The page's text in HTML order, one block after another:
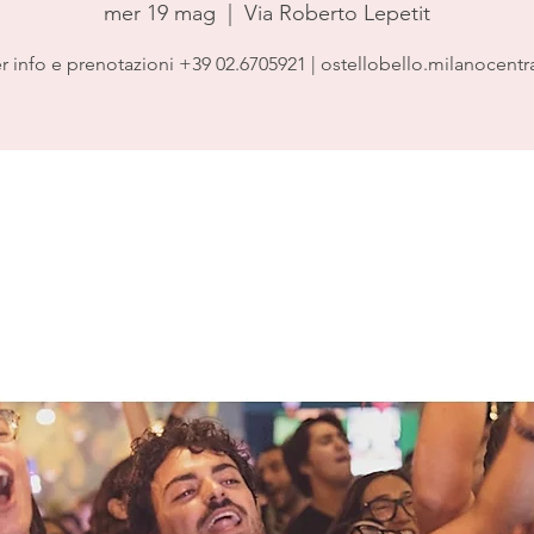
mer 19 mag Via Roberto Lepetit
info e prenotazioni +39 02.6705921 |